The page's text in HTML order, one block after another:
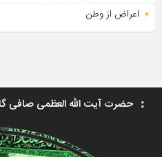
اعراض از وطن
حضرت آیت الله العظمی صافی